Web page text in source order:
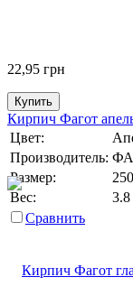
22,95 грн
Купить
Кирпич Фагот
Цвет:
Производитель:
Размер:
Вес:
3.8
Сравнить